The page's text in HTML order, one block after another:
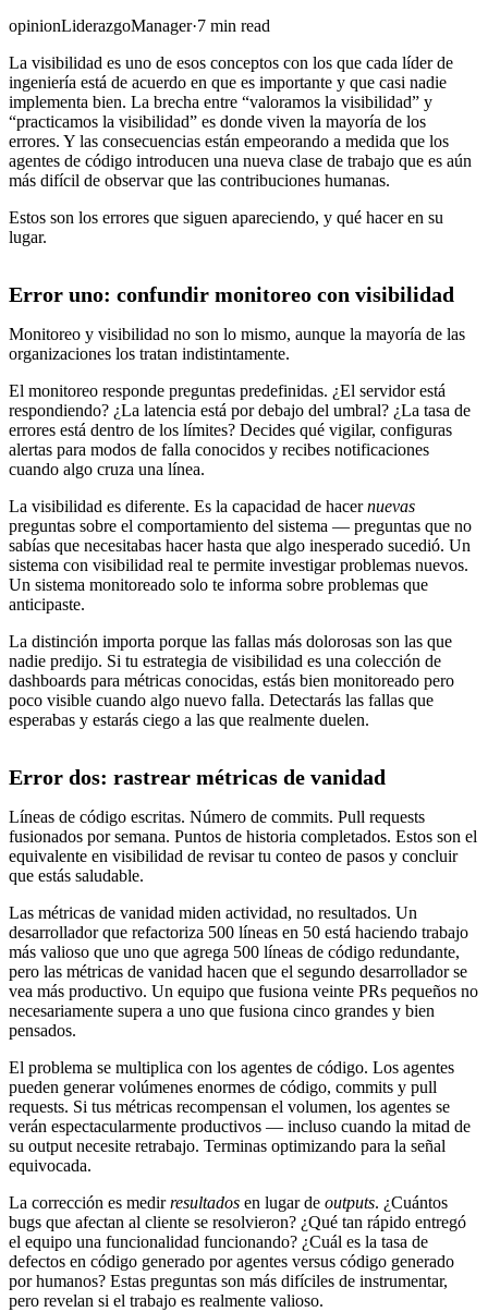
opinionLiderazgoManager·7 min read
La visibilidad es uno de esos conceptos con los que cada líder de
ingeniería está de acuerdo en que es importante y que casi nadie
implementa bien. La brecha entre “valoramos la visibilidad” y
“practicamos la visibilidad” es donde viven la mayoría de los
errores. Y las consecuencias están empeorando a medida que los
agentes de código introducen una nueva clase de trabajo que es aún
más difícil de observar que las contribuciones humanas.
Estos son los errores que siguen apareciendo, y qué hacer en su
lugar.
Error uno: confundir monitoreo con visibilidad
Monitoreo y visibilidad no son lo mismo, aunque la mayoría de las
organizaciones los tratan indistintamente.
El monitoreo responde preguntas predefinidas. ¿El servidor está
respondiendo? ¿La latencia está por debajo del umbral? ¿La tasa de
errores está dentro de los límites? Decides qué vigilar, configuras
alertas para modos de falla conocidos y recibes notificaciones
cuando algo cruza una línea.
La visibilidad es diferente. Es la capacidad de hacernuevas
preguntas sobre el comportamiento del sistema — preguntas que no
sabías que necesitabas hacer hasta que algo inesperado sucedió. Un
sistema con visibilidad real te permite investigar problemas nuevos.
Un sistema monitoreado solo te informa sobre problemas que
anticipaste.
La distinción importa porque las fallas más dolorosas son las que
nadie predijo. Si tu estrategia de visibilidad es una colección de
dashboards para métricas conocidas, estás bien monitoreado pero
poco visible cuando algo nuevo falla. Detectarás las fallas que
esperabas y estarás ciego a las que realmente duelen.
Error dos: rastrear métricas de vanidad
Líneas de código escritas. Número de commits. Pull requests
fusionados por semana. Puntos de historia completados. Estos son el
equivalente en visibilidad de revisar tu conteo de pasos y concluir
que estás saludable.
Las métricas de vanidad miden actividad, no resultados. Un
desarrollador que refactoriza 500 líneas en 50 está haciendo trabajo
más valioso que uno que agrega 500 líneas de código redundante,
pero las métricas de vanidad hacen que el segundo desarrollador se
vea más productivo. Un equipo que fusiona veinte PRs pequeños no
necesariamente supera a uno que fusiona cinco grandes y bien
pensados.
El problema se multiplica con los agentes de código. Los agentes
pueden generar volúmenes enormes de código, commits y pull
requests. Si tus métricas recompensan el volumen, los agentes se
verán espectacularmente productivos — incluso cuando la mitad de
su output necesite retrabajo. Terminas optimizando para la señal
equivocada.
La corrección es medirresultados en lugar de outputs. ¿Cuántos
bugs que afectan al cliente se resolvieron? ¿Qué tan rápido entregó
el equipo una funcionalidad funcionando? ¿Cuál es la tasa de
defectos en código generado por agentes versus código generado
por humanos? Estas preguntas son más difíciles de instrumentar,
pero revelan si el trabajo es realmente valioso.